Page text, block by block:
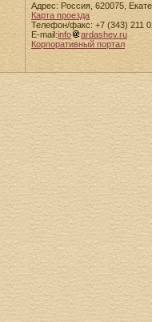
Адрес: Россия, 620075,
Карта проезда
Телефон/факс: +7 (343) 211
E-mail:info
ardashev.ru
Корпоративный портал